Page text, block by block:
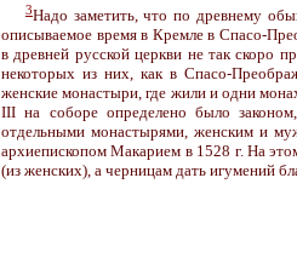
3Надо заметить, что по древнему
описываемое время в Кремле в Спасо-
в древней русской церкви не так скоро
некоторых из них, как в Спасо-
женские монастыри, где жили и одни
III на соборе определено было
отдельными монастырями, женским и
архиепископом Макарием в 1528 г. На
(из женских), а черницам дать игумений